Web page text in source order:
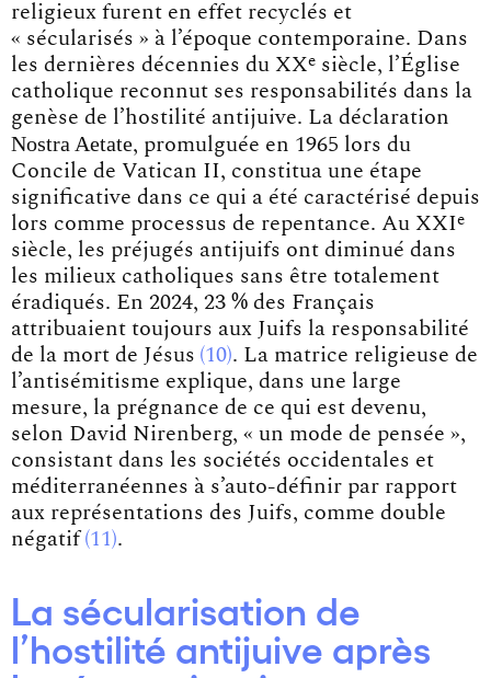
religieux furent en effet recyclés et
« sécularisés » à l’époque contemporaine. Dans
les dernières décennies du XXe siècle, l’Église
catholique reconnut ses responsabilités dans la
genèse de l’hostilité antijuive. La déclaration
Nostra Aetate, promulguée en 1965 lors du
Concile de Vatican II, constitua une étape
significative dans ce qui a été caractérisé depuis
lors comme processus de repentance. Au XXIe
siècle, les préjugés antijuifs ont diminué dans
les milieux catholiques sans être totalement
éradiqués. En 2024, 23 % des Français
attribuaient toujours aux Juifs la responsabilité
de la mort de Jésus 10 . La matrice religieuse de
l’antisémitisme explique, dans une large
mesure, la prégnance de ce qui est devenu,
selon David Nirenberg, « un mode de pensée »,
consistant dans les sociétés occidentales et
méditerranéennes à s’auto-définir par rapport
aux représentations des Juifs, comme double
négatif 11 .
La sécularisation de
l’hostilité antijuive après